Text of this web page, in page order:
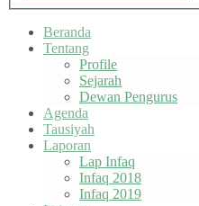
Beranda
Tentang
Profile
Sejarah
Dewan Pengurus
Agenda
Tausiyah
Laporan
Lap Infaq
Infaq 2018
Infaq 2019